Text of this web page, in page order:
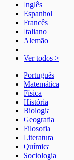
Inglês
Espanhol
Francês
Italiano
Alemão
Ver todos >
Português
Matemática
Física
História
Biologia
Geografia
Filosofia
Literatura
Química
Sociologia